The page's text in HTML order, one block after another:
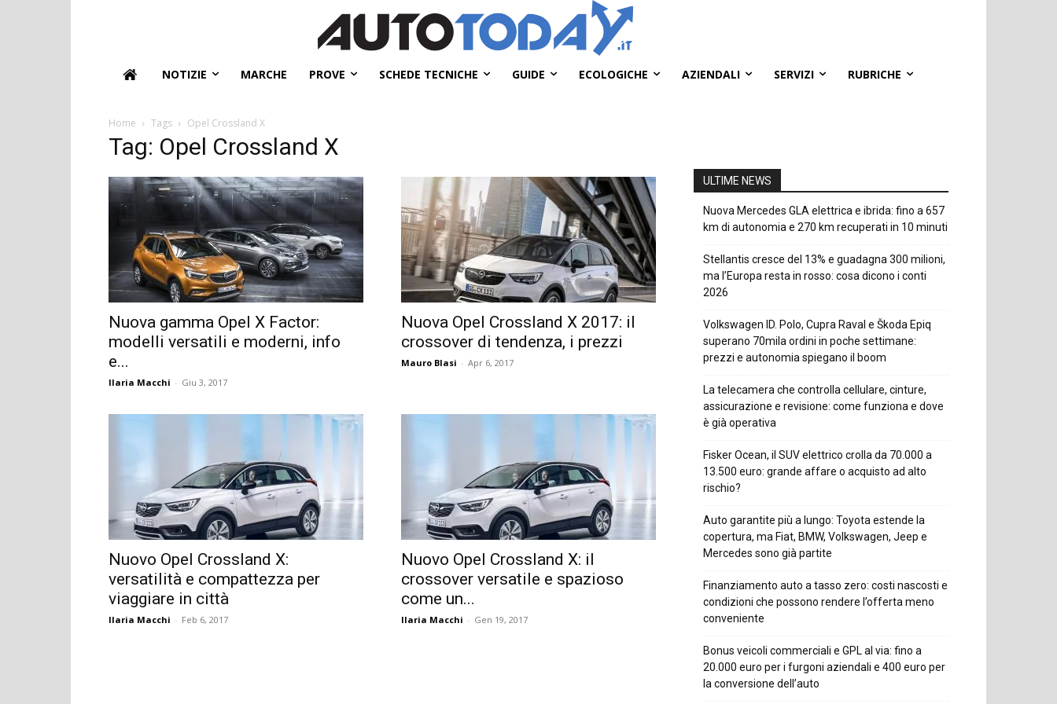
NOTIZIE MARCHE PROVE SCHEDE TECNICHE GUIDE ECOLOGICHE AZIENDALI SERVIZI RUBRICHE
Home Tags Opel Crossland X
Tag: Opel Crossland X
Nuova gamma Opel X Factor:
modelli versatili e moderni, info
e...
Ilaria Macchi - Giu 3, 2017
Nuova Opel Crossland X 2017: il
crossover di tendenza, i prezzi
Mauro Blasi - Apr 6, 2017
Nuovo Opel Crossland X:
versatilità e compattezza per
viaggiare in città
Ilaria Macchi - Feb 6, 2017
Nuovo Opel Crossland X: il
crossover versatile e spazioso
come un...
Ilaria Macchi - Gen 19, 2017
ULTIME NEWS
Nuova Mercedes GLA elettrica e ibrida: fino a 657
km di autonomia e 270 km recuperati in 10 minuti
Stellantis cresce del 13% e guadagna 300 milioni,
ma l’Europa resta in rosso: cosa dicono i conti
2026
Volkswagen ID. Polo, Cupra Raval e Škoda Epiq
superano 70mila ordini in poche settimane:
prezzi e autonomia spiegano il boom
La telecamera che controlla cellulare, cinture,
assicurazione e revisione: come funziona e dove
è già operativa
Fisker Ocean, il SUV elettrico crolla da 70.000 a
13.500 euro: grande affare o acquisto ad alto
rischio?
Auto garantite più a lungo: Toyota estende la
copertura, ma Fiat, BMW, Volkswagen, Jeep e
Mercedes sono già partite
Finanziamento auto a tasso zero: costi nascosti e
condizioni che possono rendere l’offerta meno
conveniente
Bonus veicoli commerciali e GPL al via: fino a
20.000 euro per i furgoni aziendali e 400 euro per
la conversione dell’auto